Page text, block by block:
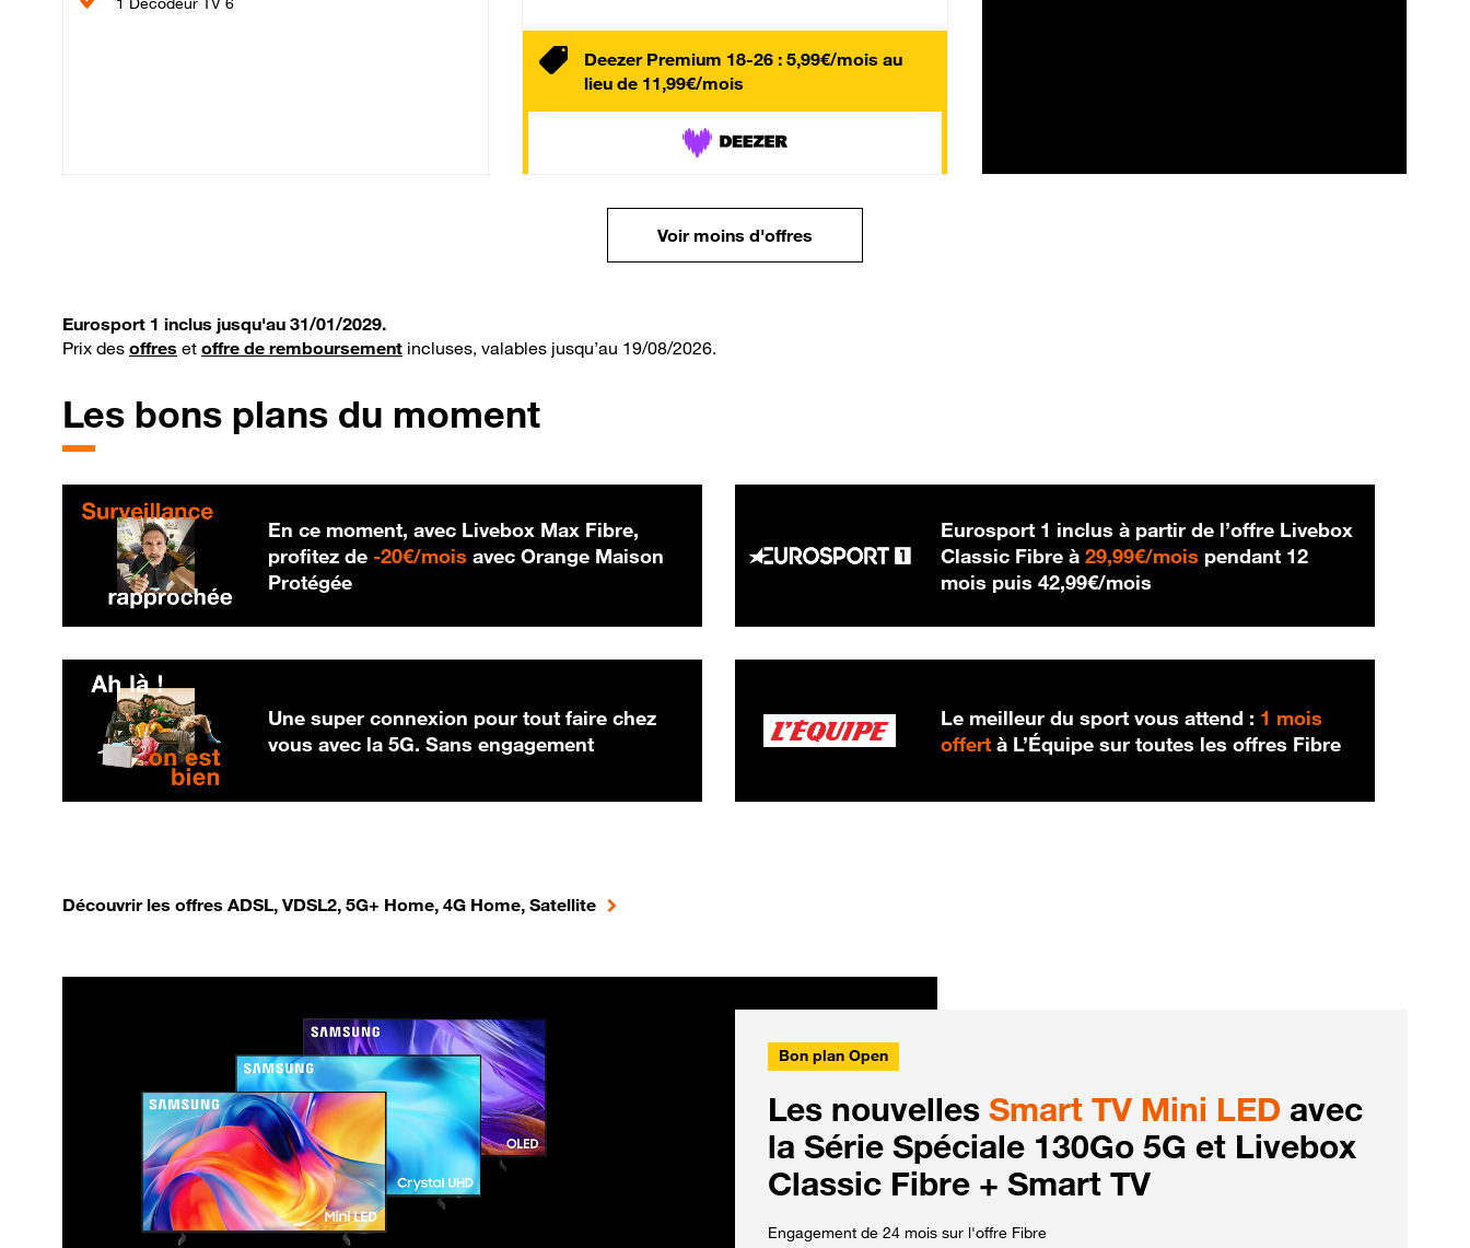
Deezer Premium 18-26 : 5,99€/mois au
lieu de 11,99€/mois
Voir moins d'offres
Eurosport 1 inclus jusqu'au 31/01/2029.
Prix des offres et offre de remboursement incluses, valables jusqu’au 19/08/2026.
Les bons plans du moment
En ce moment, avec Livebox Max Fibre,
profitez de -20€/mois 20 € par mois
avec Orange Maison
Protégée
Eurosport 1 inclus à partir de l’offre Livebox
Classic Fibre à29,99€/mois 29,99 € par mois
pendant 12
mois puis42,99€/mois
Une super connexion pour tout faire chez
vous avec la 5G. Sans engagement
Le meilleur du sport vous attend : 1 mois
offert à L’Équipe sur toutes les offres Fibre
Découvrir les offres ADSL, VDSL2, 5G+ Home, 4G Home, Satellite
Bon plan Open
Les nouvelles Smart TV Mini LED avec
la Série Spéciale 130Go 5G et Livebox
Classic Fibre + Smart TV
Engagement de 24 mois sur l'offre Fibre